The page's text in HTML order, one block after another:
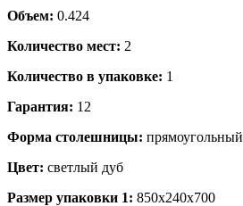
Объем: 0.424
Количество мест: 2
Количество в упаковке: 1
Гарантия: 12
Форма столешницы: прямоугольный
Цвет: светлый дуб
Размер упаковки 1: 850x240x700